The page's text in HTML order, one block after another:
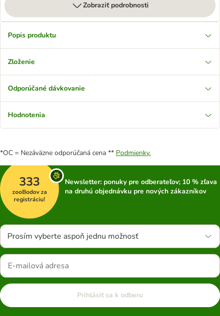
Zobraziť podrobnosti
Popis produktu
Zloženie
Odporúčané dávkovanie
Hodnotenia
*OC = Nezáväzne odporúčaná cena ** Podmienky.
333
zooBodov za
registráciu!
Newsletter: ponuky pre odberateľov; 10 % zľava
na druhú objednávku pre nových zákazníkov
Prosím vyberte aspoň jednu možnosť
Prihlásiť sa k odberu